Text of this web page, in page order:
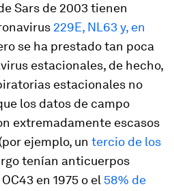
Sars de 2003 tienen
229E, NL63 y, en
se ha prestado tan poca
estacionales, de hecho,
estacionales no
los datos de campo
extremadamente escasos
ejemplo, un tercio de los
tenían anticuerpos
en 1975 o el 58% de